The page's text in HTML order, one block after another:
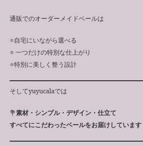
通販でのオーダーメイドベールは
⭐️自宅にいながら選べる
⭐️ 一つだけの特別な仕上がり
⭐️特別に美しく整う設計
そしてyuyucalaでは
💐素材・シンプル・デザイン・仕立て
すべてにこだわったベールをお届けしています